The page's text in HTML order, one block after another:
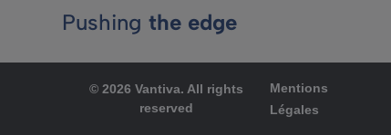
Pushing the edge
© 2026 Vantiva. All rights
reserved
Mentions
Légales